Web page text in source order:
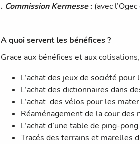
. Commission Kermesse: (avec
A quoi servent les bénéfices ?
Grace aux bénéfices et aux
L’achat des jeux de société pour
L’achat des dictionnaires dans
L’achat des vélos pour les
Réaménagement de la cour
L’achat d’une table de ping-pong
Tracés des terrains et marelles